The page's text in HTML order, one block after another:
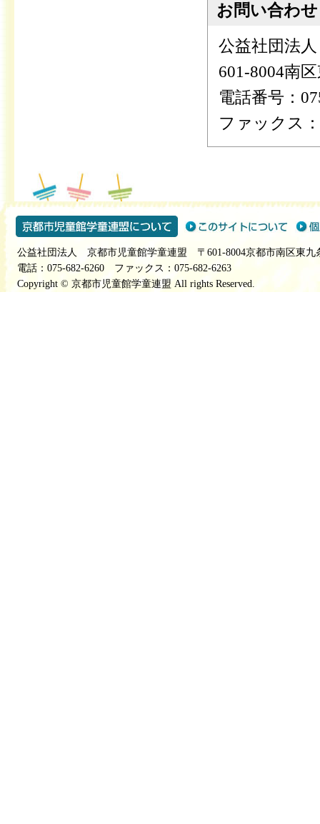
お問い合わせ
公益社団法
601-8004南
電話番号：
ファックス
公益社団法人 京都市児童館学童連盟 〒601-8004京都市南区東九
電話：075-682-6260 ファックス：075-682-6263
Copyright © 京都市児童館学童連盟 All rights Reserved.